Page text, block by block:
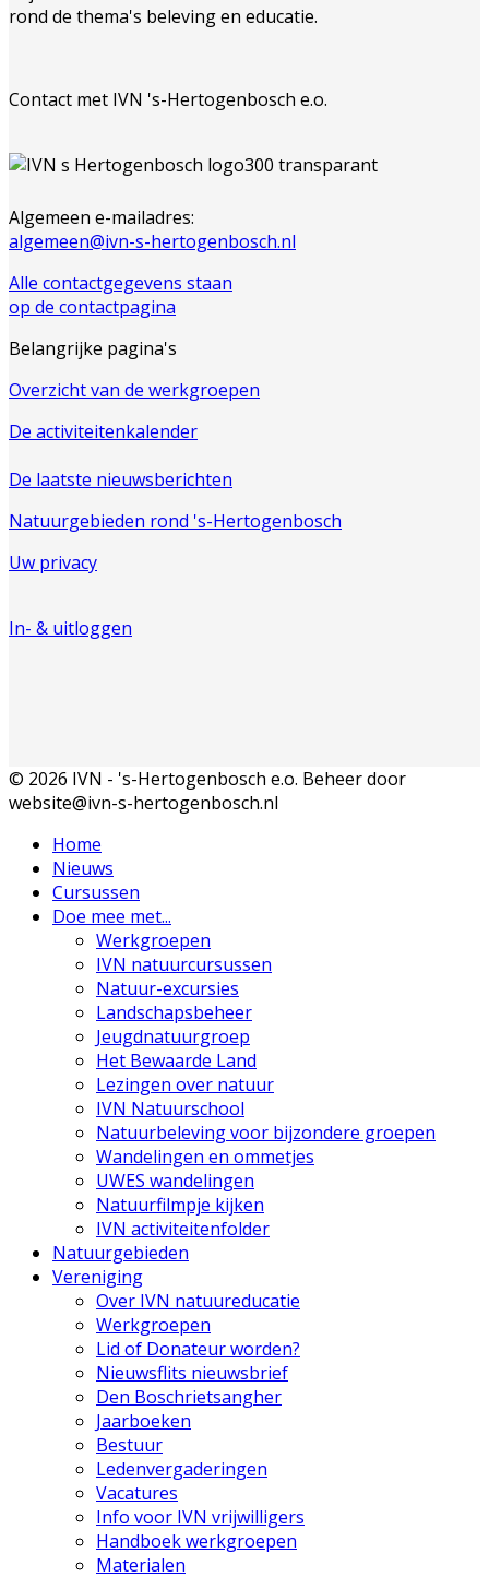
rond de thema's beleving en educatie.
Contact met IVN 's-Hertogenbosch e.o.
Algemeen e-mailadres:
algemeen@ivn-s-hertogenbosch.nl
Alle contactgegevens staan
op de contactpagina
Belangrijke pagina's
Overzicht van de werkgroepen
De activiteitenkalender
De laatste nieuwsberichten
Natuurgebieden rond 's-Hertogenbosch
Uw privacy
In- & uitloggen
© 2026 IVN - 's-Hertogenbosch e.o. Beheer door
website@ivn-s-hertogenbosch.nl
Home
Nieuws
Cursussen
Doe mee met...
Werkgroepen
IVN natuurcursussen
Natuur-excursies
Landschapsbeheer
Jeugdnatuurgroep
Het Bewaarde Land
Lezingen over natuur
IVN Natuurschool
Natuurbeleving voor bijzondere groepen
Wandelingen en ommetjes
UWES wandelingen
Natuurfilmpje kijken
IVN activiteitenfolder
Natuurgebieden
Vereniging
Over IVN natuureducatie
Werkgroepen
Lid of Donateur worden?
Nieuwsflits nieuwsbrief
Den Boschrietsangher
Jaarboeken
Bestuur
Ledenvergaderingen
Vacatures
Info voor IVN vrijwilligers
Handboek werkgroepen
Materialen